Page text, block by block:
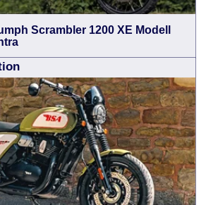
Scrambler 1200 XE Modell